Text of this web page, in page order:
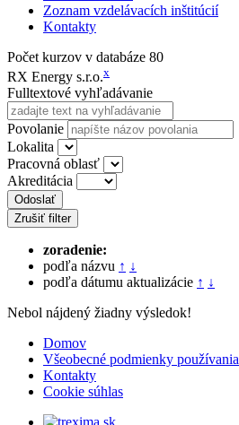
Zoznam vzdelávacích inštitúcií
Kontakty
Počet kurzov v databáze 80
RX Energy s.r.o.x
Fulltextové vyhľadávanie
Povolanie
Lokalita
Pracovná oblasť
Akreditácia
Odoslať
Zrušiť filter
zoradenie:
podľa názvu ↑ ↓
podľa dátumu aktualizácie ↑ ↓
Nebol nájdený žiadny výsledok!
Domov
Všeobecné podmienky používania
Kontakty
Cookie súhlas